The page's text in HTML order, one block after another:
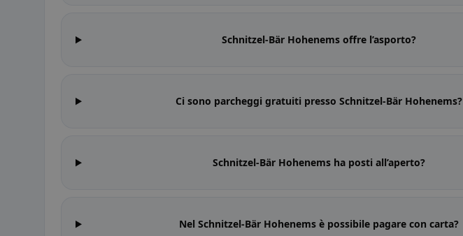
Schnitzel-Bär Hohenems offre l’asporto?
Ci sono parcheggi gratuiti presso Schnitzel-Bär Hohenems?
Schnitzel-Bär Hohenems ha posti all’aperto?
Nel Schnitzel-Bär Hohenems è possibile pagare con carta?